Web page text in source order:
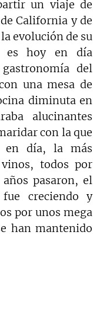
un viaje de
California y de
evolución de su
es hoy en día
del
una mesa de
diminuta en
alucinantes
con la que
en día, la más
todos por
pasaron, el
creciendo y
por unos mega
han mantenido